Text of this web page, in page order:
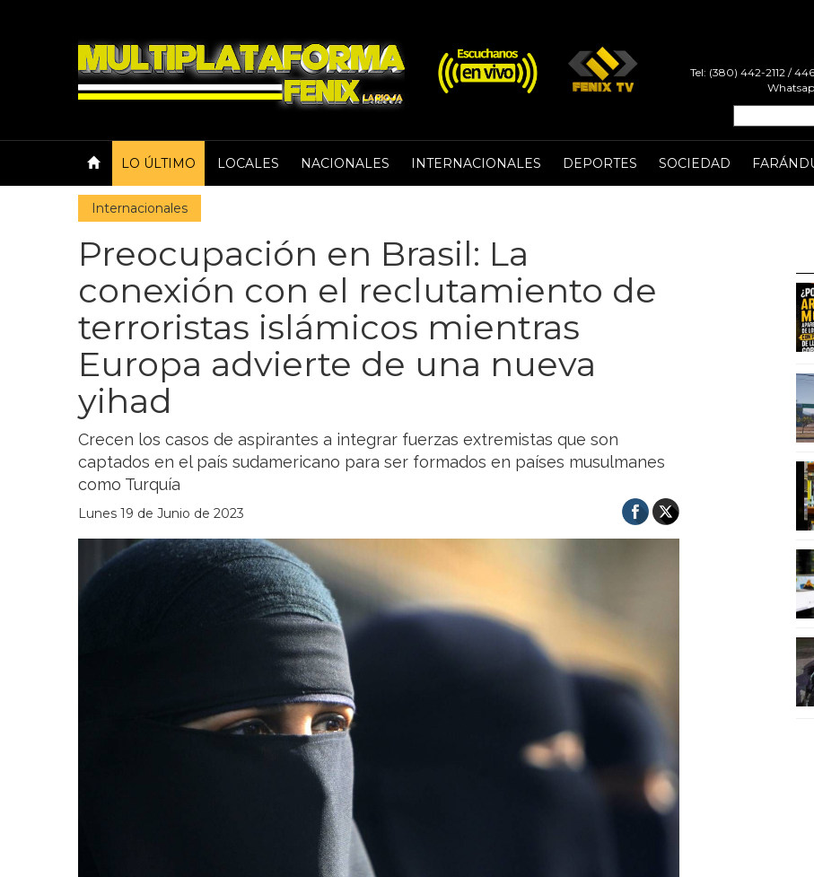
Tel: (380) 442-2112 /
LO ÚLTIMO LOCALES NACIONALES INTERNACIONALES DEPORTES SOCIEDAD
Internacionales
Preocupación en Brasil: La
conexión con el reclutamiento de
terroristas islámicos mientras
Europa advierte de una nueva
yihad
Crecen los casos de aspirantes a integrar fuerzas extremistas que son
captados en el país sudamericano para ser formados en países musulmanes
como Turquía
Lunes 19 de Junio de 2023